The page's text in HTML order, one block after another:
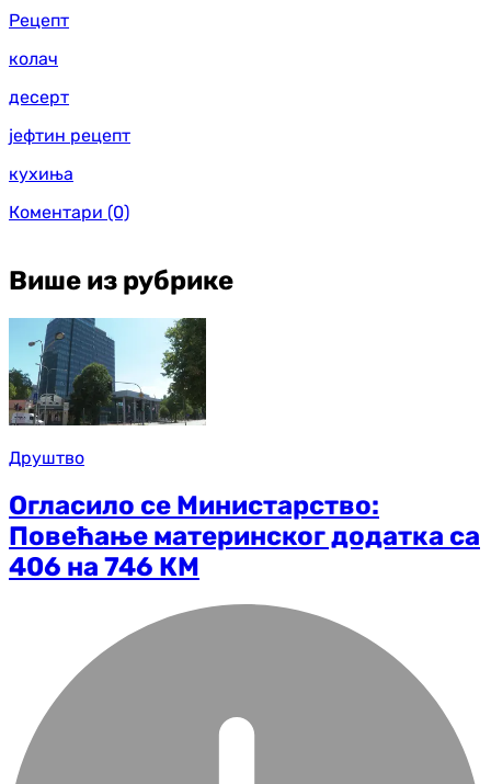
Рецепт
колач
десерт
јефтин рецепт
кухиња
Коментари (0)
Више из рубрике
Друштво
Огласило се Министарство:
Повећање материнског додатка са
406 на 746 КМ